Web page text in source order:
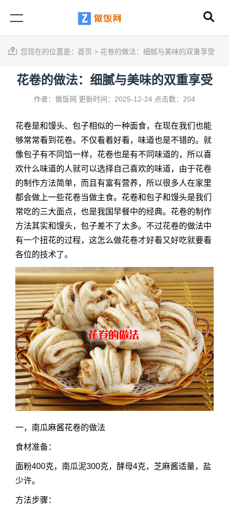
您现在的位置是： 首页 > 花卷的做法：细腻与美味的双重享受
花卷的做法：细腻与美味的双重享受
作者：做饭网 更新时间：2025-12-24 点击数：204
花卷是和馒头、包子相似的一种面食，在现在我们也能
够常常看到花卷。不仅看着好看，味道也是不错的。就
像包子有不同馅一样，花卷也是有不同味道的，所以喜
欢什么味道的人就可以选择自己喜欢的味道，由于花卷
的制作方法简单，而且有富有营养，所以很多人在家里
都会做上一些花卷当做主食。花卷和包子和馒头是我们
常吃的三大面点，也是我国早餐中的经典。花卷的制作
方法其实和馒头，包子差不了太多。不过花卷的做法中
有一个扭花的过程，这怎么做花卷才好看又好吃就要看
各位的技术了。
一，南瓜麻酱花卷的做法
食材准备：
面粉400克，南瓜泥300克，酵母4克，芝麻酱适量，盐
少许。
方法步骤：